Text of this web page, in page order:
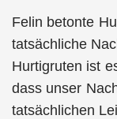
Felin betonte
tatsächliche
Hurtigruten ist
dass unser
tatsächlichen